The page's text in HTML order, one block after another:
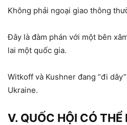
Không phải ngoại giao thông
Đây là đàm phán với một bên
lai một quốc gia.
Witkoff và Kushner đang “đi
Ukraine.
V. QUỐC HỘI CÓ THỂ